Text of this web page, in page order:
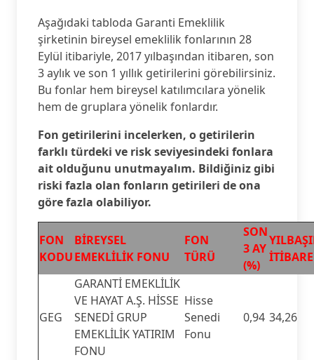
Aşağıdaki tabloda Garanti Emeklilik
şirketinin bireysel emeklilik fonlarının 28
Eylül itibariyle, 2017 yılbaşından itibaren, son
3 aylık ve son 1 yıllık getirilerini görebilirsiniz.
Bu fonlar hem bireysel katılımcılara yönelik
hem de gruplara yönelik fonlardır.
Fon getirilerini incelerken, o getirilerin
farklı türdeki ve risk seviyesindeki fonlara
ait olduğunu unutmayalım. Bildiğiniz gibi
riski fazla olan fonların getirileri de ona
göre fazla olabiliyor.
FON
KODU
BİREYSEL
EMEKLİLİK FONU
FON
TÜRÜ
SON
3 AY
(%)
GEG
GARANTİ EMEKLİLİK
VE HAYAT A.Ş. HİSSE
SENEDİ GRUP
EMEKLİLİK YATIRIM
FONU
Hisse
Senedi
Fonu
0,94 34,26